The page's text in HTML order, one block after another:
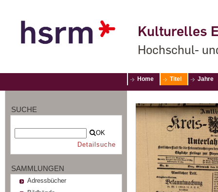
Kulturelles
Hochschul-
Home Titel Jahre
SUCHE
OK
Detailsuche
SAMMLUNGEN
Adressbücher